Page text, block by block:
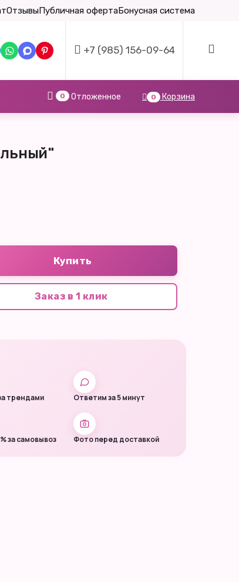
ОтзывыПубличная офертаБонусная система
+7 (985) 156-09-64
0 Отложенное 0 Корзина
Купить
Заказ в 1 клик
трендами Ответим за 5 минут
за самовывоз Фото перед доставкой